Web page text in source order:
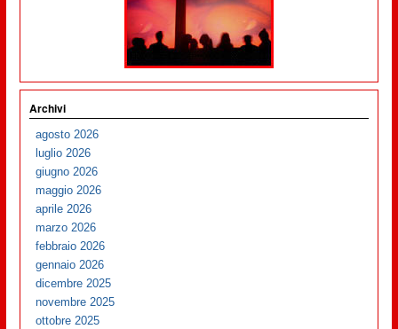
Archivi
agosto 2026
luglio 2026
giugno 2026
maggio 2026
aprile 2026
marzo 2026
febbraio 2026
gennaio 2026
dicembre 2025
novembre 2025
ottobre 2025